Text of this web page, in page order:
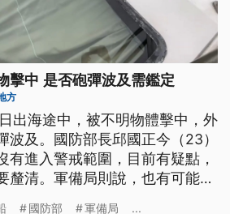
擊中 是否砲彈波及需鑑定
方
出海途中，被不明物體擊中，外
波及。國防部長邱國正今（23）
有進入警戒範圍，目前有疑點，
釐清。軍備局則說，也有可能是
國防部 軍備局 ...